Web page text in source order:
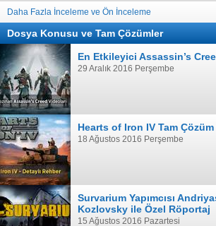
Daha Fazla İnceleme ve Ön İnceleme
Dosya Konusu ve Tam Çözümler
En Etkileyici Assassin’s
29 Aralık 2016 Perşembe
Hearts of Iron IV Tam
18 Ağustos 2016 Perşembe
Survarium Yapımcısı
Kozlovsky ile Özel Röportaj
15 Ağustos 2016 Pazartesi